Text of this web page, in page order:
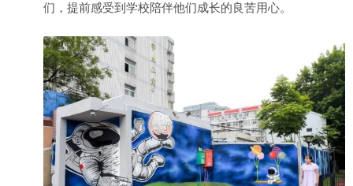
们，提前感受到学校陪伴他们成长的良苦用心。